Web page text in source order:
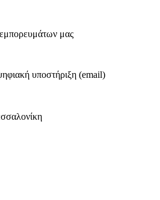
μας
υποστήριξη (email)